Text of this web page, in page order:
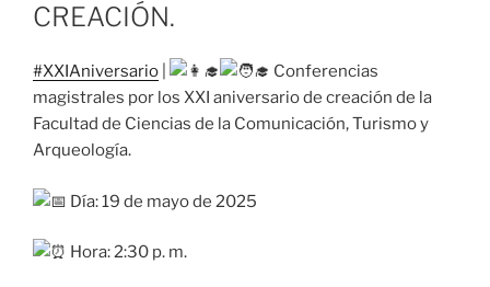
CREACIÓN.
#XXIAniversario
Conferencias
magistrales por los XXI aniversario de creación de la
Facultad de Ciencias de la Comunicación, Turismo y
Arqueología.
Día: 19 de mayo de 2025
Hora: 2:30 p. m.